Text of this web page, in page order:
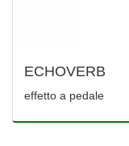
ECHOVERB
effetto a pedale